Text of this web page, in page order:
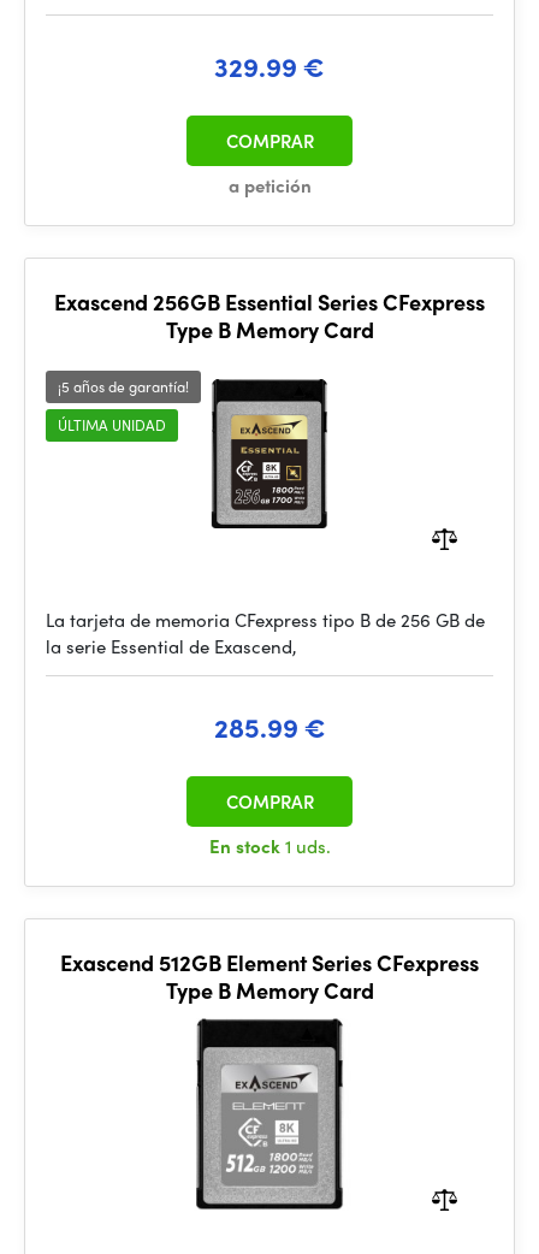
329.99 €
a petición
COMPRAR
Exascend 256GB Essential Series CFexpress
Type B Memory Card
¡5 años de garantía!
ÚLTIMA UNIDAD
La tarjeta de memoria CFexpress tipo B de 256 GB de
la serie Essential de Exascend,
285.99 €
En stock1 uds.
COMPRAR
Exascend 512GB Element Series CFexpress
Type B Memory Card